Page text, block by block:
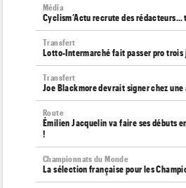
Média
Cyclism’Actu recrute des rédacteurs…
Transfert
Lotto-Intermarché fait passer pro trois
Transfert
Joe Blackmore devrait signer chez une
Route
Émilien Jacquelin va faire ses débuts
!
Championnats du Monde
La sélection française pour les